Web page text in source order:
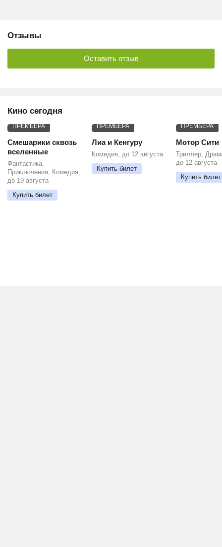
Отзывы
Оставить отзыв
Кино сегодня
ПРЕМЬЕРА
Смешарики сквозь
вселенные
Фантастика,
Приключения, Комедия,
до 19 августа
Купить билет
ПРЕМЬЕРА
Лиа и Кенгуру
Комедия, до 12 августа
Купить билет
ПРЕМЬЕРА
Мотор Сити
Триллер,
до 12 августа
Купить билет